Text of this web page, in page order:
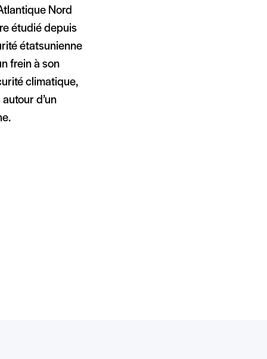
Nord
étudié depuis
étatsunienne
frein à son
climatique,
d’un